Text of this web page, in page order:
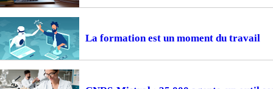
La formation est un moment du travail